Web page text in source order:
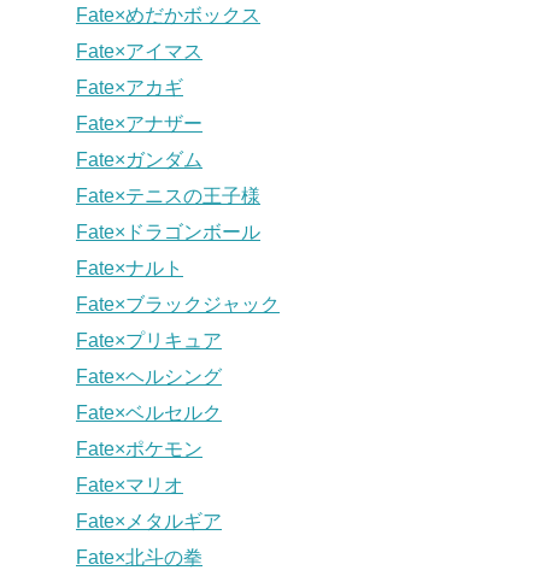
Fate×めだかボックス
Fate×アイマス
Fate×アカギ
Fate×アナザー
Fate×ガンダム
Fate×テニスの王子様
Fate×ドラゴンボール
Fate×ナルト
Fate×ブラックジャック
Fate×プリキュア
Fate×ヘルシング
Fate×ベルセルク
Fate×ポケモン
Fate×マリオ
Fate×メタルギア
Fate×北斗の拳